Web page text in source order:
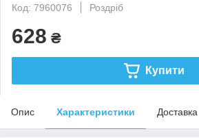
Код: 7960076
Роздріб
628 ₴
Купити
Опис Характеристики Доставка